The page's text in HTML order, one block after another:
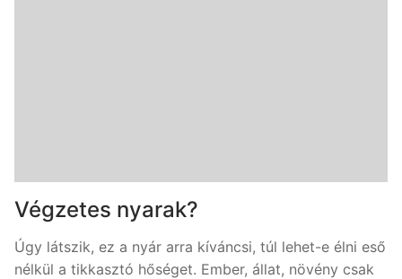
Végzetes nyarak?
Úgy látszik, ez a nyár arra kíváncsi, túl lehet-e élni eső
nélkül a tikkasztó hőséget. Ember, állat, növény csak